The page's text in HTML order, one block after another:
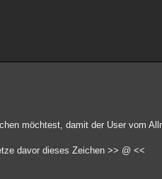
möchtest, damit der User vom
davor dieses Zeichen >> @ <<